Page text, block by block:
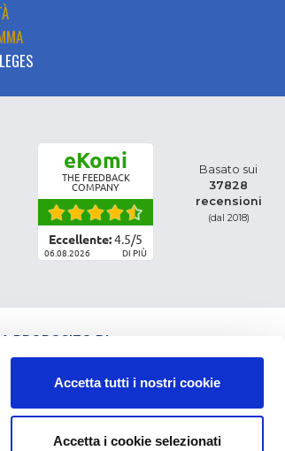
Accetta tutti i nostri cookie
Accetta i cookie selezionati
eKomi
THE FEEDBACK
COMPANY
Eccellente:4.5/5
06.08.2026 DI PIÙ
Basato sui
37828
recensioni
(dal 2018)
A PROPOSITO DI
CLASSIFICAZIONE DEI RICAMBI
CONDIZIONI GENERALI DI VENDITA
NOTE LEGALI
DATI PERSONALI E COOKIE